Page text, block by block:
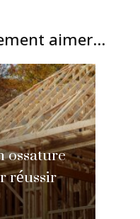
aimer...
ossature
réussir